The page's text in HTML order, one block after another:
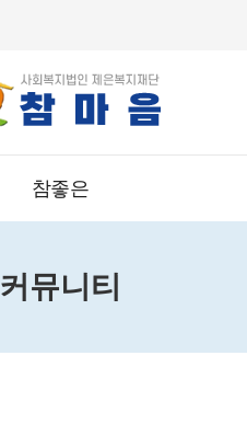
참좋은
커뮤니티